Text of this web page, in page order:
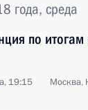
года, среда
по итогам
19:15 Москва,